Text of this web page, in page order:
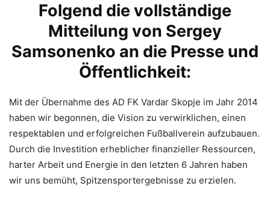
Folgend die vollständige
Mitteilung von Sergey
Samsonenko an die Presse und
Öffentlichkeit:
Mit der Übernahme des AD FK Vardar Skopje im Jahr 2014
haben wir begonnen, die Vision zu verwirklichen, einen
respektablen und erfolgreichen Fußballverein aufzubauen.
Durch die Investition erheblicher finanzieller Ressourcen,
harter Arbeit und Energie in den letzten 6 Jahren haben
wir uns bemüht, Spitzensportergebnisse zu erzielen.